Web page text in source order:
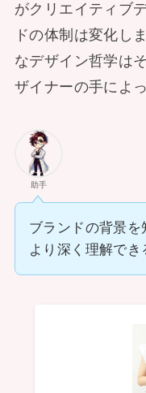
がクリエイティブ
ドの体制は変化し
なデザイン哲学は
ザイナーの手によ
助手
ブランドの背景
より深く理解でき